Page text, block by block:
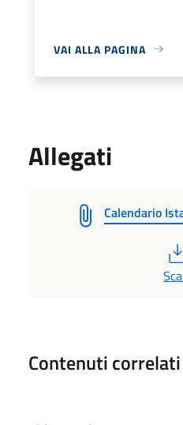
VAI ALLA PAGINA
Allegati
Calendario
Contenuti correlati